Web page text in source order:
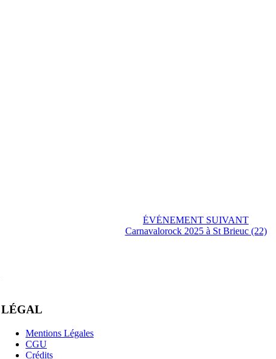
ÉVÉNEMENT SUIVANT
Carnavalorock 2025 à St Brieuc (22)
LÉGAL
Mentions Légales
CGU
Crédits